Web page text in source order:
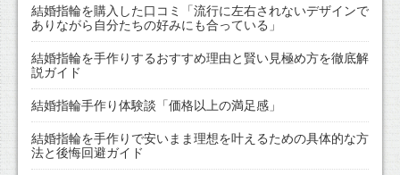
結婚指輪を購入した口コミ「流行に左右されないデザインで
ありながら自分たちの好みにも合っている」
結婚指輪を手作りするおすすめ理由と賢い見極め方を徹底解
説ガイド
結婚指輪手作り体験談「価格以上の満足感」
結婚指輪を手作りで安いまま理想を叶えるための具体的な方
法と後悔回避ガイド